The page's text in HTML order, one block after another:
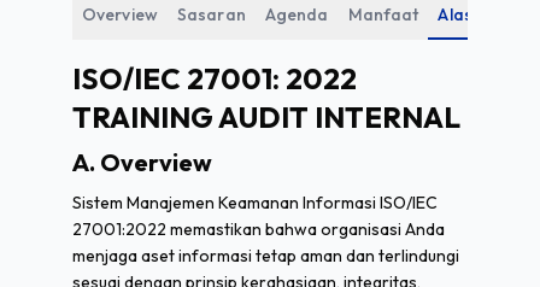
Overview Sasaran Agenda Manfaat Alasan
ISO/IEC 27001: 2022
TRAINING AUDIT INTERNAL
A. Overview
Sistem Manajemen Keamanan Informasi ISO/IEC
27001:2022 memastikan bahwa organisasi Anda
menjaga aset informasi tetap aman dan terlindungi
sesuai dengan prinsip kerahasiaan, integritas,